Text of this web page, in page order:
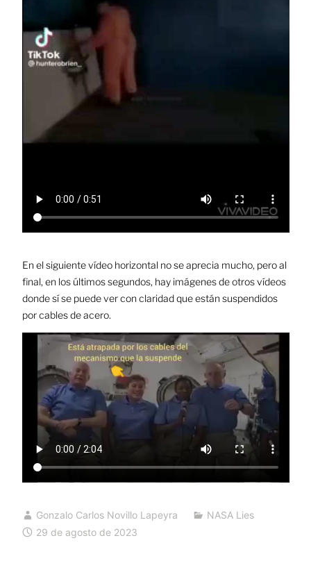
En el siguiente vídeo horizontal no se aprecia mucho, pero al
final, en los últimos segundos, hay imágenes de otros vídeos
donde sí se puede ver con claridad que están suspendidos
por cables de acero.
Gonzalo Carlos Novillo Lapeyra
NASA Lies
29 de agosto de 2023